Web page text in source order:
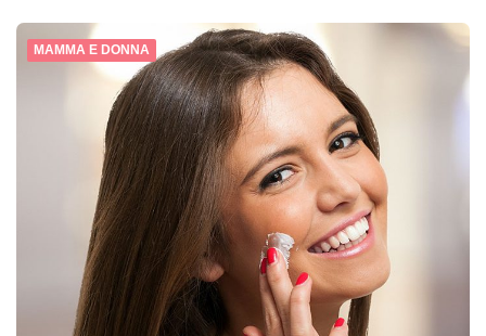
MAMMA E DONNA